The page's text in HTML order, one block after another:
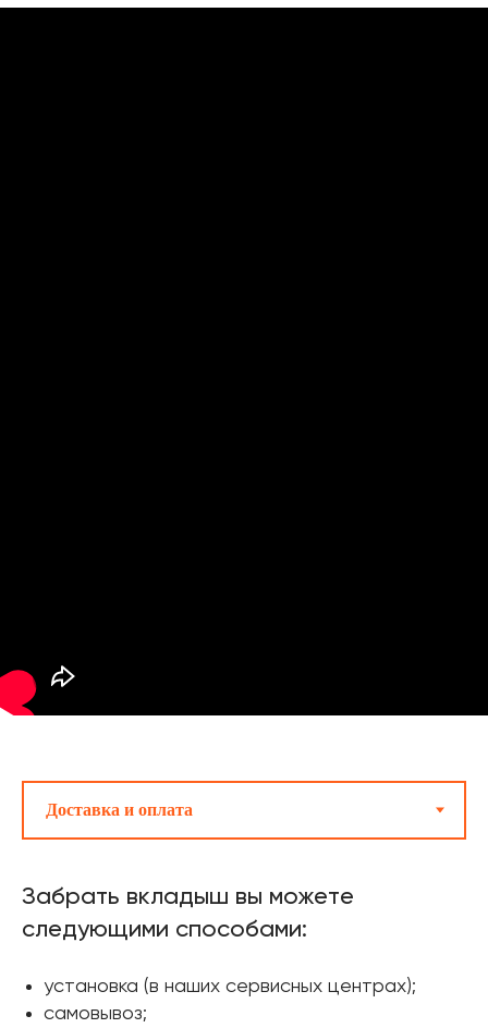
Забрать вкладыш вы можете
следующими способами:
установка (в наших сервисных центрах);
самовывоз;